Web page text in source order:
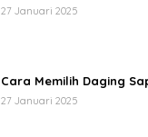
27 Januari 2025
Cara Memilih Daging
27 Januari 2025